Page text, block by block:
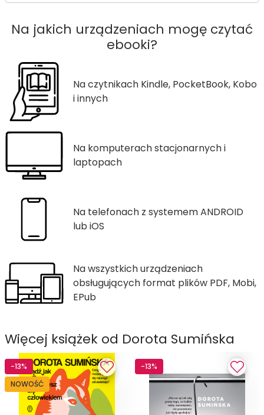
Na jakich urządzeniach mogę czytać
ebooki?
Na czytnikach Kindle, PocketBook, Kobo
i innych
Na komputerach stacjonarnych i
laptopach
Na telefonach z systemem ANDROID
lub iOS
Na wszystkich urządzeniach
obsługujących format plików PDF, Mobi,
EPub
Więcej książek od Dorota Sumińska
-13%
NOWOŚĆ
-13%